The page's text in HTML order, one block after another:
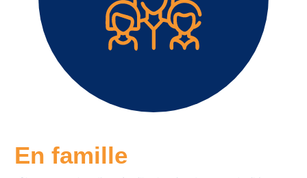
En famille